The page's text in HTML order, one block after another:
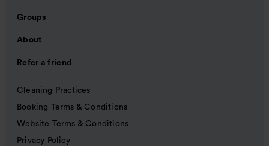
Groups
About
Refer a friend
Cleaning Practices
Booking Terms & Conditions
Website Terms & Conditions
Privacy Policy